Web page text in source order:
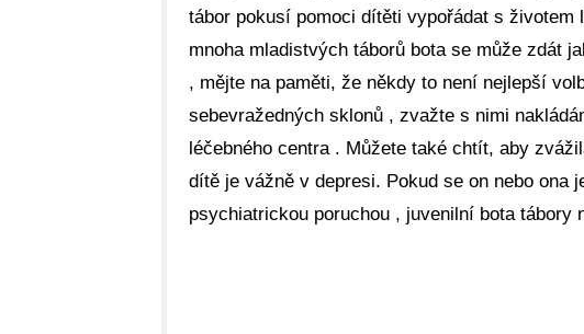
tábor pokusí pomoci dítěti vypořádat s
mnoha mladistvých táborů bota se může zdát
, mějte na paměti, že někdy to není nejlepší
sebevražedných sklonů , zvažte s nimi
léčebného centra . Můžete také chtít, aby
dítě je vážně v depresi. Pokud se on nebo ona
psychiatrickou poruchou , juvenilní bota tábory